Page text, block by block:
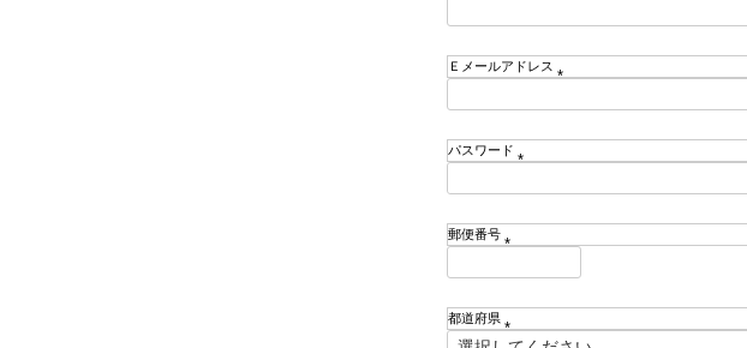
須
)
Ｅメールアドレス
須
)
パスワード
須
)
郵便番号
須
)
都道府県